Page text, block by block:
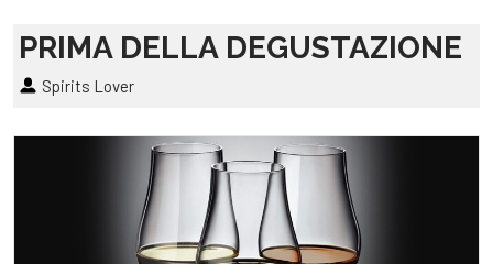
PRIMA DELLA DEGUSTAZIONE
Spirits Lover